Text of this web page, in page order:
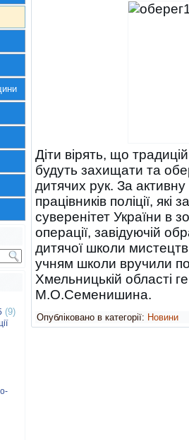
(9)
Діти вірять, що
будуть захищати та
дитячих рук. За
працівників поліції,
суверенітет України в
операції, завідуючій
дитячої школи
учням школи вручили
Хмельницькій області
М.О.Семенишина.
Опубліковано в категорії: Новини